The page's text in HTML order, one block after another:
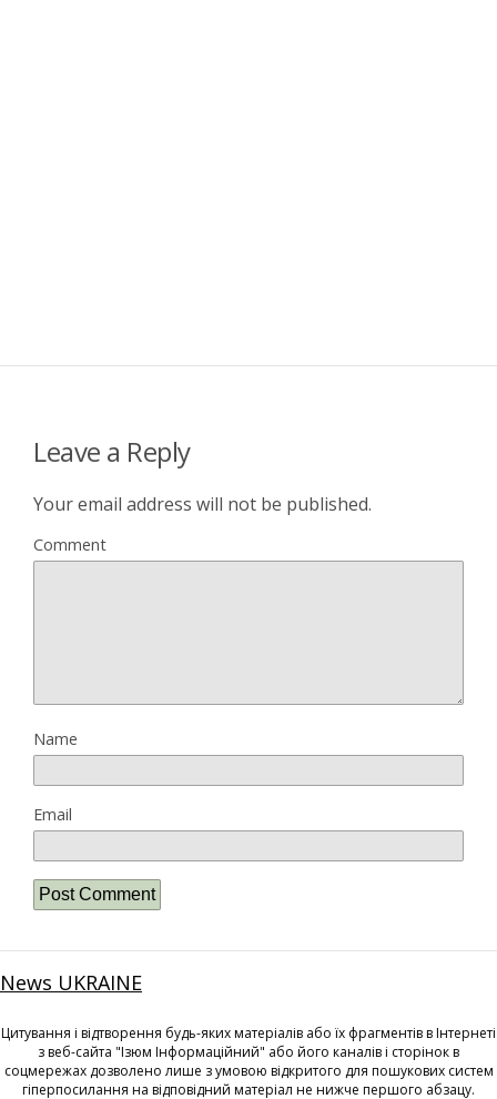
Leave a Reply
Your email address will not be published.
Comment
Name
Email
News UKRAINE
Цитування і відтворення будь-яких матеріалів або їх фрагментів в Інтернеті
з веб-сайта "Ізюм Інформаційний" або його каналів і сторінок в
соцмережах дозволено лише з умовою відкритого для пошукових систем
гіперпосилання на відповідний матеріал не нижче першого абзацу.